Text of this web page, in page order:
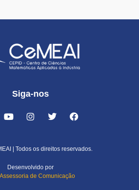
Siga-nos
| Todos os direitos reservados.
Desenvolvido por
de Comunicação